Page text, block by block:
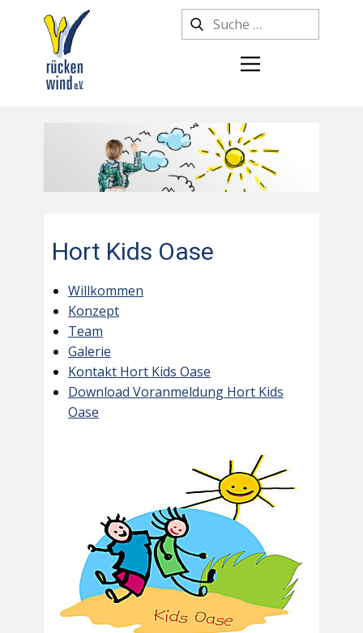
Hort Kids Oase
Willkommen
Konzept
Team
Galerie
Kontakt Hort Kids Oase
Download Voranmeldung Hort Kids
Oase